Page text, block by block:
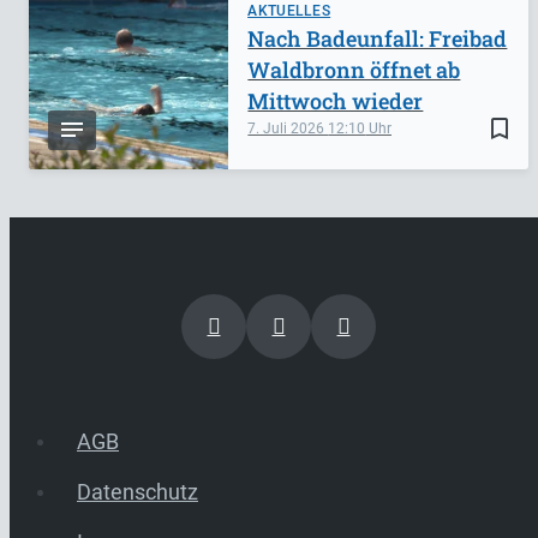
AKTUELLES
bookmark_border
7. Juli 2026 12:10
Nach Badeunfall: Freibad
Waldbronn öffnet ab
Mittwoch wieder
AGB
Datenschutz